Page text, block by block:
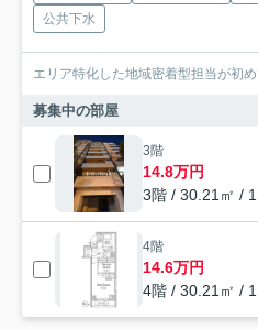
公共下水
エリア特化した地域密着型担当が初
募集中の部屋
3階
14.8万円
3階 / 30.21㎡ /
4階
14.6万円
4階 / 30.21㎡ /